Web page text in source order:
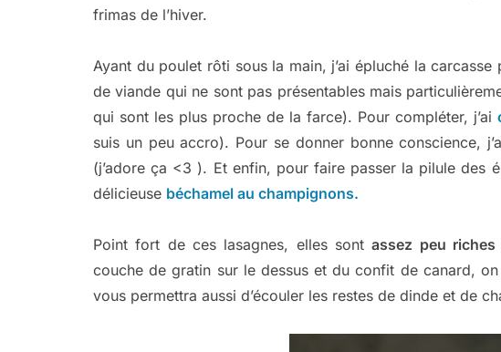
frimas de l’hiver.
Ayant du poulet rôti sous la main, j’ai épluché la
de viande qui ne sont pas présentables mais
qui sont les plus proche de la farce). Pour compléter, j’ai
suis un peu accro). Pour se donner bonne conscience,
(j’adore ça <3 ). Et enfin, pour faire passer la pilule des
délicieuse béchamel au champignons.
Point fort de ces lasagnes, elles sontassez peu riches
couche de gratin sur le dessus et du confit de canard,
vous permettra aussi d’écouler les restes de dinde et de